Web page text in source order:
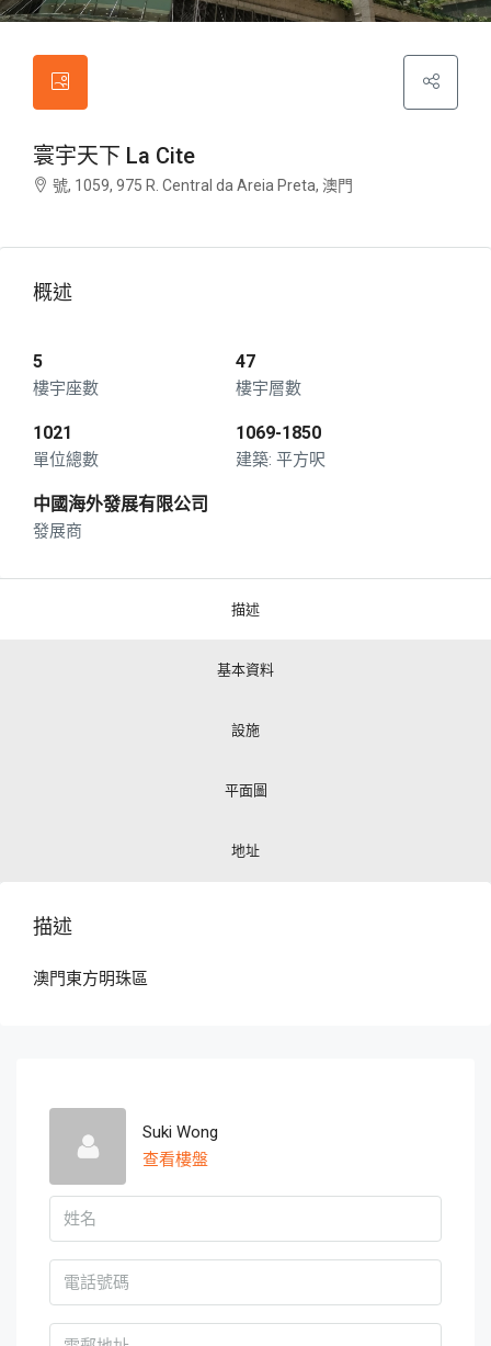
寰宇天下 La Cite
號, 1059, 975 R. Central da Areia Preta, 澳門
概述
5
樓宇座數
47
樓宇層數
1021
單位總數
1069-1850
平方呎
中國海外發展有限公司
發展商
描述
基本資料
設施
平面圖
地址
描述
澳門東方明珠區
Suki Wong
查看樓盤